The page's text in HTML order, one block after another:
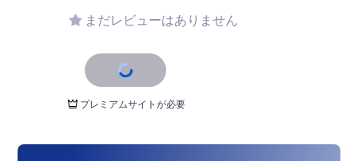
まだレビューはありません
プレミアムサイトが必要